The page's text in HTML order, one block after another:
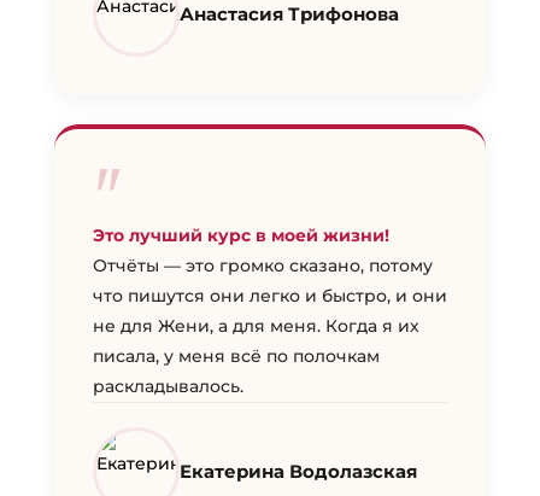
Анастасия Трифонова
"
Это лучший курс в моей жизни!
Отчёты — это громко сказано, потому
что пишутся они легко и быстро, и они
не для Жени, а для меня. Когда я их
писала, у меня всё по полочкам
раскладывалось.
Екатерина Водолазская